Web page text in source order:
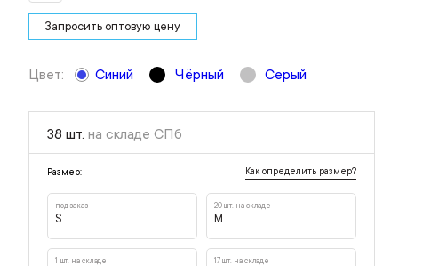
Запросить оптовую цену
Цвет: Синий Чёрный Серый
38 шт. на складе СПб
Размер: Как определить размер?
под заказ
S
20 шт. на складе
M
1 шт. на складе 17 шт. на складе